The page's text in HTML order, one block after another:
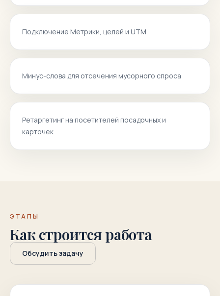
Подключение Метрики, целей и UTM
Минус-слова для отсечения мусорного спроса
Ретаргетинг на посетителей посадочных и
карточек
ЭТАПЫ
Как строится работа
Обсудить задачу